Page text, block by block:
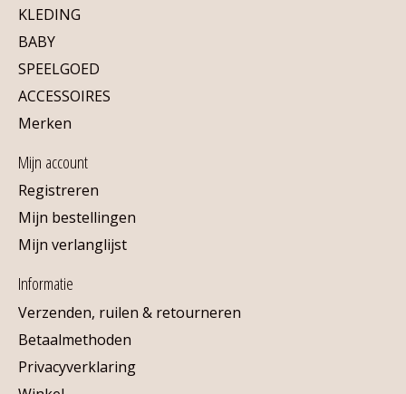
KLEDING
BABY
SPEELGOED
ACCESSOIRES
Merken
Mijn account
Registreren
Mijn bestellingen
Mijn verlanglijst
Informatie
Verzenden, ruilen & retourneren
Betaalmethoden
Privacyverklaring